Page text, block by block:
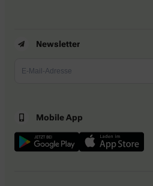
Newsletter
Mobile App